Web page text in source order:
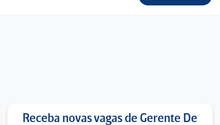
Receba novas vagas de Gerente De